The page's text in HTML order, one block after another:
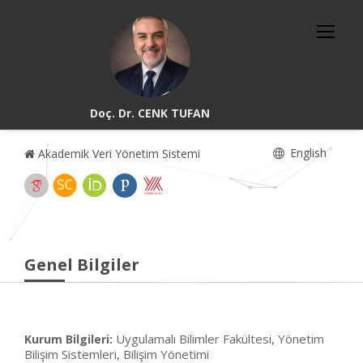
Doç. Dr. CENK TUFAN
Akademik Veri Yönetim Sistemi English
Genel Bilgiler
Kurum Bilgileri: Uygulamalı Bilimler Fakültesi, Yönetim
Bilişim Sistemleri, Bilişim Yönetimi